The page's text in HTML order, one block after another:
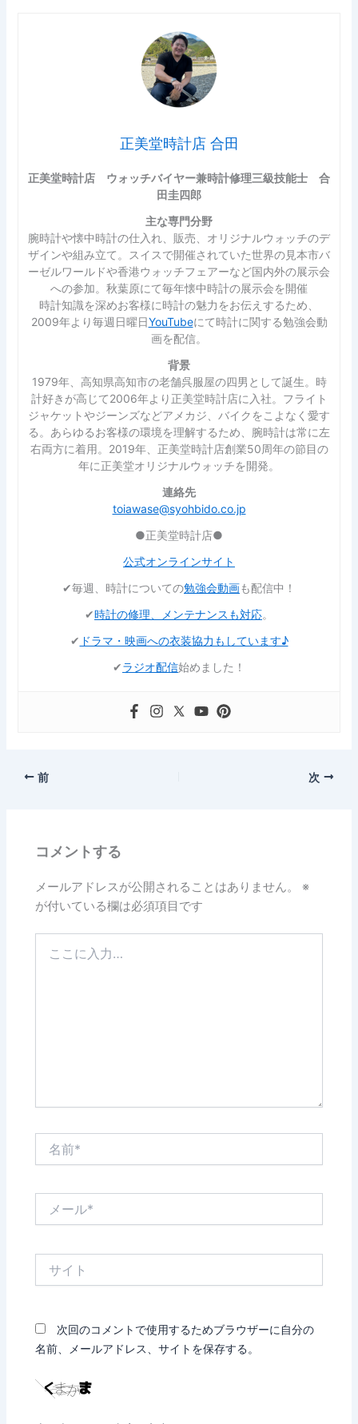
正美堂時計店 合田
正美堂時計店 ウォッチバイヤー兼時計修理三級技能士 合
田圭四郎
主な専門分野
腕時計や懐中時計の仕入れ、販売、オリジナルウォッチのデ
ザインや組み立て。スイスで開催されていた世界の見本市バ
ーゼルワールドや香港ウォッチフェアーなど国内外の展示会
への参加。秋葉原にて毎年懐中時計の展示会を開催
時計知識を深めお客様に時計の魅力をお伝えするため、
2009年より毎週日曜日YouTubeにて時計に関する勉強会動
画を配信。
背景
1979年、高知県高知市の老舗呉服屋の四男として誕生。時
計好きが高じて2006年より正美堂時計店に入社。フライト
ジャケットやジーンズなどアメカジ、バイクをこよなく愛す
る。あらゆるお客様の環境を理解するため、腕時計は常に左
右両方に着用。2019年、正美堂時計店創業50周年の節目の
年に正美堂オリジナルウォッチを開発。
連絡先
toiawase@syohbido.co.jp
●正美堂時計店●
公式オンラインサイト
✔︎毎週、時計についての勉強会動画も配信中！
✔︎時計の修理、メンテナンスも対応。
✔︎ ドラマ・映画への衣装協力もしています♪
✔︎ラジオ配信始めました！
前 次
コメントする
メールアドレスが公開されることはありません。
※
が付いている欄は必須項目です
次回のコメントで使用するためブラウザーに自分の
名前、メールアドレス、サイトを保存する。